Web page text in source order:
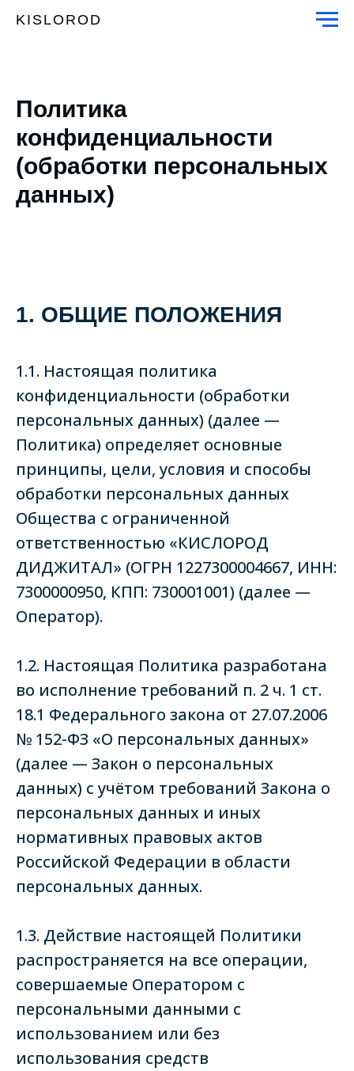
KISLOROD
Политика
конфиденциальности
(обработки персональных
данных)
1. ОБЩИЕ ПОЛОЖЕНИЯ
1.1. Настоящая политика
конфиденциальности (обработки
персональных данных) (далее —
Политика) определяет основные
принципы, цели, условия и способы
обработки персональных данных
Общества с ограниченной
ответственностью «КИСЛОРОД
ДИДЖИТАЛ» (ОГРН 1227300004667, ИНН:
7300000950, КПП: 730001001) (далее —
Оператор).
1.2. Настоящая Политика разработана
во исполнение требований п. 2 ч. 1 ст.
18.1 Федерального закона от 27.07.2006
№ 152-ФЗ «О персональных данных»
(далее — Закон о персональных
данных) с учётом требований Закона о
персональных данных и иных
нормативных правовых актов
Российской Федерации в области
персональных данных.
1.3. Действие настоящей Политики
распространяется на все операции,
совершаемые Оператором с
персональными данными с
использованием или без
использования средств